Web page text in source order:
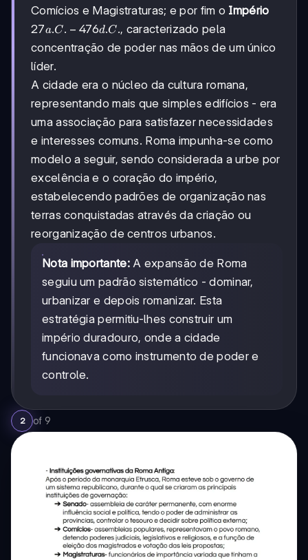
Comícios e Magistraturas; e por fim o Império
27
a.C.-476
d.C.
27a.C. − 476d.C., caracterizado pela
concentração de poder nas mãos de um único
líder.
A cidade era o núcleo da cultura romana,
representando mais que simples edifícios - era
uma associação para satisfazer necessidades
e interesses comuns. Roma impunha-se como
modelo a seguir, sendo considerada a urbe por
excelência e o coração do império,
estabelecendo padrões de organização nas
terras conquistadas através da criação ou
reorganização de centros urbanos.
Nota importante:A expansão de Roma
seguiu um padrão sistemático - dominar,
urbanizar e depois romanizar. Esta
estratégia permitiu-lhes construir um
império duradouro, onde a cidade
funcionava como instrumento de poder e
controle.
2 of 9